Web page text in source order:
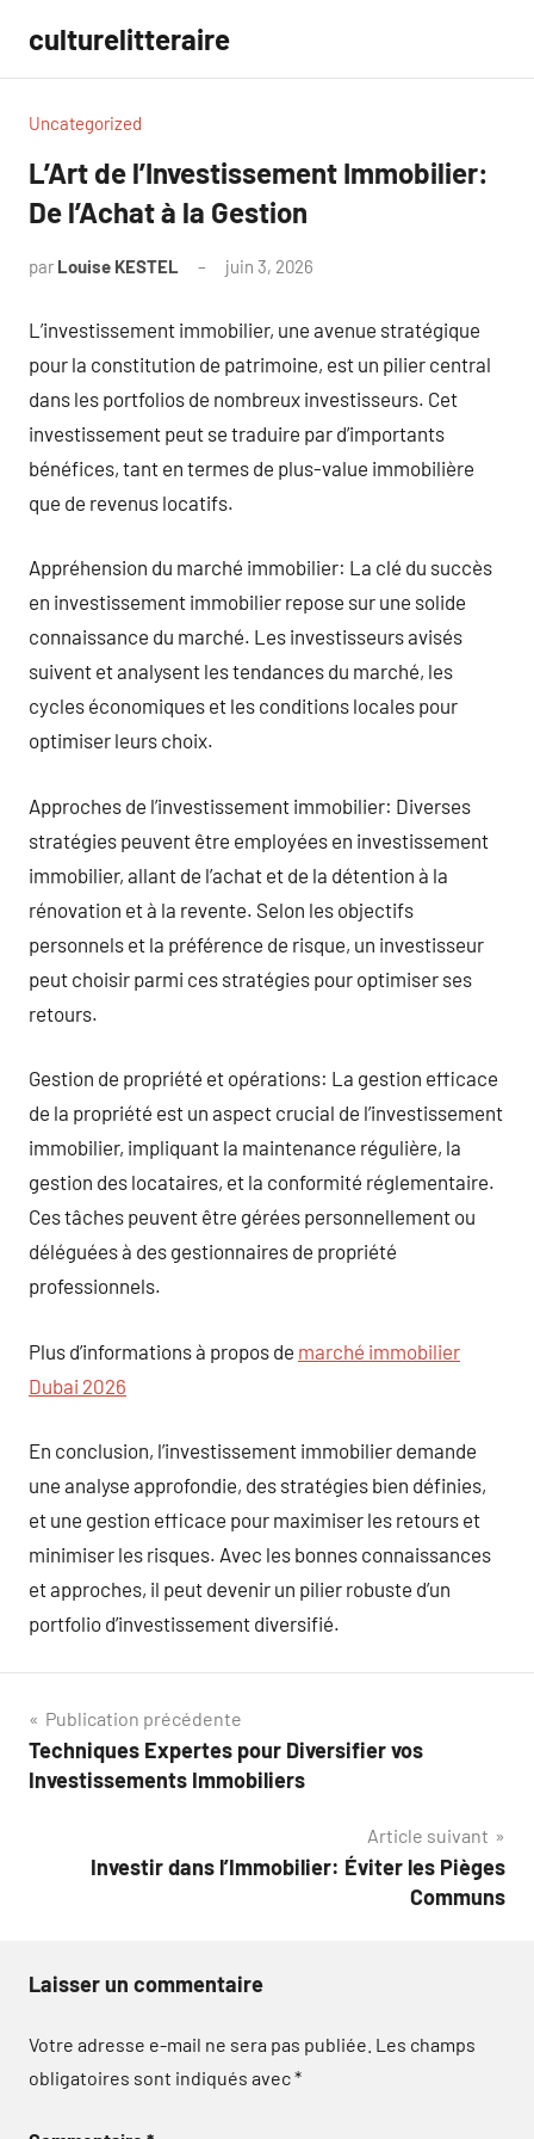
contenu
culturelitteraire
Uncategorized
L’Art de l’Investissement Immobilier:
De l’Achat à la Gestion
par Louise KESTEL juin 3, 2026
L’investissement immobilier, une avenue stratégique
pour la constitution de patrimoine, est un pilier central
dans les portfolios de nombreux investisseurs. Cet
investissement peut se traduire par d’importants
bénéfices, tant en termes de plus-value immobilière
que de revenus locatifs.
Appréhension du marché immobilier: La clé du succès
en investissement immobilier repose sur une solide
connaissance du marché. Les investisseurs avisés
suivent et analysent les tendances du marché, les
cycles économiques et les conditions locales pour
optimiser leurs choix.
Approches de l’investissement immobilier: Diverses
stratégies peuvent être employées en investissement
immobilier, allant de l’achat et de la détention à la
rénovation et à la revente. Selon les objectifs
personnels et la préférence de risque, un investisseur
peut choisir parmi ces stratégies pour optimiser ses
retours.
Gestion de propriété et opérations: La gestion efficace
de la propriété est un aspect crucial de l’investissement
immobilier, impliquant la maintenance régulière, la
gestion des locataires, et la conformité réglementaire.
Ces tâches peuvent être gérées personnellement ou
déléguées à des gestionnaires de propriété
professionnels.
Plus d’informations à propos de marché immobilier
Dubai 2026
En conclusion, l’investissement immobilier demande
une analyse approfondie, des stratégies bien définies,
et une gestion efficace pour maximiser les retours et
minimiser les risques. Avec les bonnes connaissances
et approches, il peut devenir un pilier robuste d’un
portfolio d’investissement diversifié.
Navigation
de
Publication précédente
Techniques Expertes pour Diversifier vos
Investissements Immobiliers
Article suivant
Investir dans l’Immobilier: Éviter les Pièges
Communs
Laisser un commentaire
Votre adresse e-mail ne sera pas publiée. Les champs
obligatoires sont indiqués avec*